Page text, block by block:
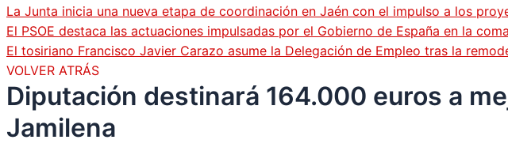
La Junta inicia una nueva etapa de coordinación en Jaén con el impulso a los
El PSOE destaca las actuaciones impulsadas por el Gobierno de España en la
El tosiriano Francisco Javier Carazo asume la Delegación de Empleo tras la
VOLVER ATRÁS
Diputación destinará 164.000 euros a
Jamilena